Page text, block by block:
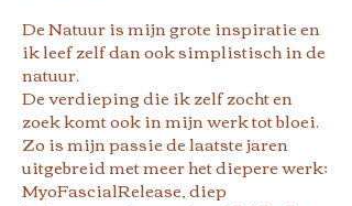
De Natuur is mijn grote inspiratie en
ik leef zelf dan ook simplistisch in de
natuur.
De verdieping die ik zelf zocht en
zoek komt ook in mijn werk tot bloei.
Zo is mijn passie de laatste jaren
uitgebreid met meer het diepere werk;
MyoFascialRelease, diep